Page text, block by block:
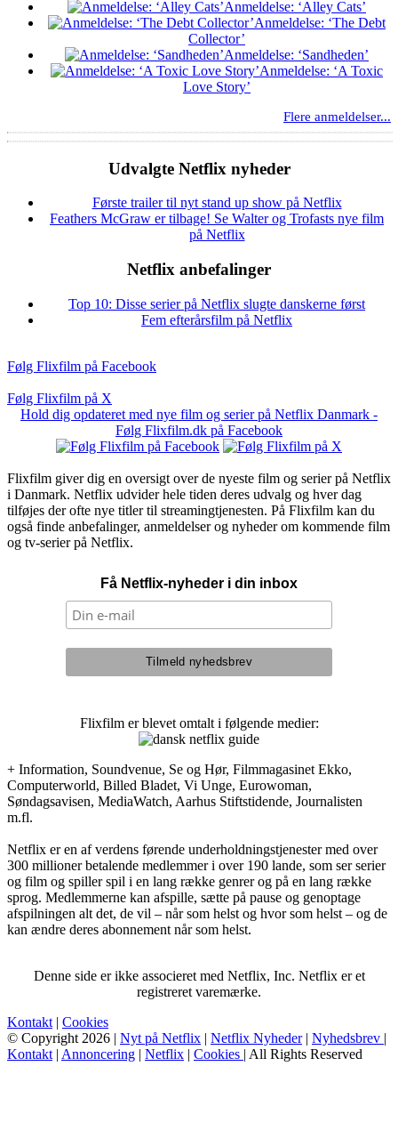
Anmeldelse: ‘Alley Cats’
Anmeldelse: ‘The Debt
Collector’
Anmeldelse: ‘Sandheden’
Anmeldelse: ‘A Toxic
Love Story’
Flere anmeldelser...
Udvalgte Netflix nyheder
Første trailer til nyt stand up show på Netflix
Feathers McGraw er tilbage! Se Walter og Trofasts nye film
på Netflix
Netflix anbefalinger
Top 10: Disse serier på Netflix slugte danskerne først
Fem efterårsfilm på Netflix
Følg Flixfilm på Facebook
Følg Flixfilm på X
Hold dig opdateret med nye film og serier på Netflix Danmark -
Følg Flixfilm.dk på Facebook
Flixfilm giver dig en oversigt over de nyeste film og serier på Netflix
i Danmark. Netflix udvider hele tiden deres udvalg og hver dag
tilføjes der ofte nye titler til streamingtjenesten. På Flixfilm kan du
også finde anbefalinger, anmeldelser og nyheder om kommende film
og tv-serier på Netflix.
Få Netflix-nyheder i din inbox
Flixfilm er blevet omtalt i følgende medier:
+ Information, Soundvenue, Se og Hør, Filmmagasinet Ekko,
Computerworld, Billed Bladet, Vi Unge, Eurowoman,
Søndagsavisen, MediaWatch, Aarhus Stiftstidende, Journalisten
m.fl.
Netflix er en af verdens førende underholdningstjenester med over
300 millioner betalende medlemmer i over 190 lande, som ser serier
og film og spiller spil i en lang række genrer og på en lang række
sprog. Medlemmerne kan afspille, sætte på pause og genoptage
afspilningen alt det, de vil – når som helst og hvor som helst – og de
kan ændre deres abonnement når som helst.
Denne side er ikke associeret med Netflix, Inc. Netflix er et
registreret varemærke.
Kontakt | Cookies
© Copyright 2026 | Nyt på Netflix | Netflix Nyheder| Nyhedsbrev |
Kontakt | Annoncering | Netflix | Cookies | All Rights Reserved